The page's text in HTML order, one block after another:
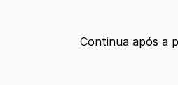
Continua após a